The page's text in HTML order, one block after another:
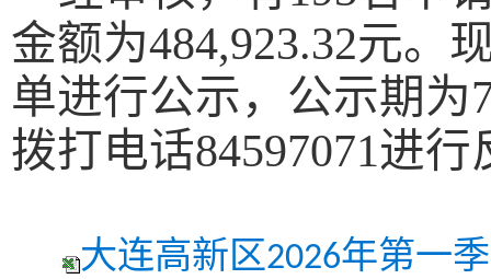
金额为484,923.32元。
单进行公示，公示期为
拨打电话84597071进行
大连高新区2026年第一